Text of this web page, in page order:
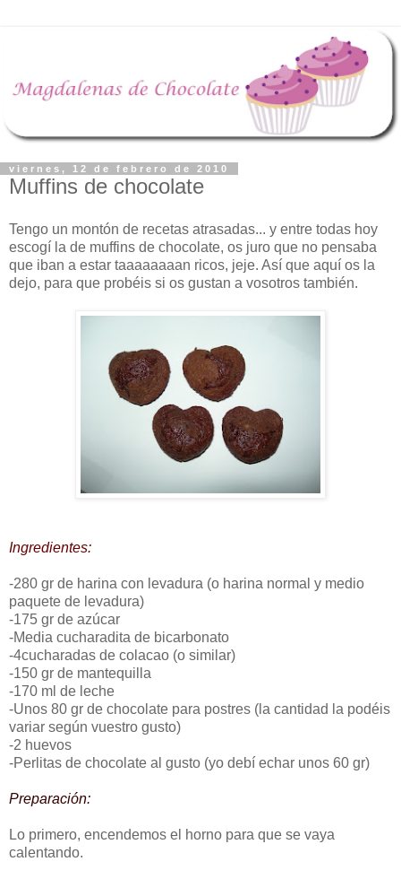
viernes, 12 de febrero de 2010
Muffins de chocolate
Tengo un montón de recetas atrasadas... y entre todas hoy
escogí la de muffins de chocolate, os juro que no pensaba
que iban a estar taaaaaaaan ricos, jeje. Así que aquí os la
dejo, para que probéis si os gustan a vosotros también.
Ingredientes:
-280 gr de harina con levadura (o harina normal y medio
paquete de levadura)
-175 gr de azúcar
-Media cucharadita de bicarbonato
-4cucharadas de colacao (o similar)
-150 gr de mantequilla
-170 ml de leche
-Unos 80 gr de chocolate para postres (la cantidad la podéis
variar según vuestro gusto)
-2 huevos
-Perlitas de chocolate al gusto (yo debí echar unos 60 gr)
Preparación:
Lo primero, encendemos el horno para que se vaya
calentando.